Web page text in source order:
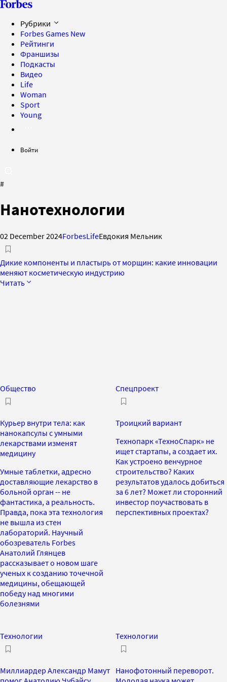
Рубрики
Forbes Games New
Рейтинги
Франшизы
Подкасты
Видео
Life
Woman
Sport
Young
Войти
#
Нанотехнологии
02 December 2024ForbesLifeЕвдокия Мельник
Дикие компоненты и пластырь от морщин: какие инновации
меняют косметическую индустрию
Читать
Общество
Курьер внутри тела: как
нанокапсулы с умными
лекарствами изменят
медицину
Умные таблетки, адресно
доставляющие лекарство в
больной орган -- не
фантастика, а реальность.
Правда, пока эта технология
не вышла из стен
лабораторий. Научный
обозреватель Forbes
Анатолий Глянцев
рассказывает о новом шаге
ученых к созданию точечной
медицины, обещающей
победу над многими
болезнями
Спецпроект
Троицкий вариант
Технопарк «ТехноСпарк» не
ищет стартапы, а создает их.
Как устроено венчурное
строительство? Каких
результатов удалось добиться
за 6 лет? Может ли сторонний
инвестор поучаствовать в
перспективных проектах?
Технологии
Миллиардер Александр Мамут
Технологии
Нанофотонный переворот.